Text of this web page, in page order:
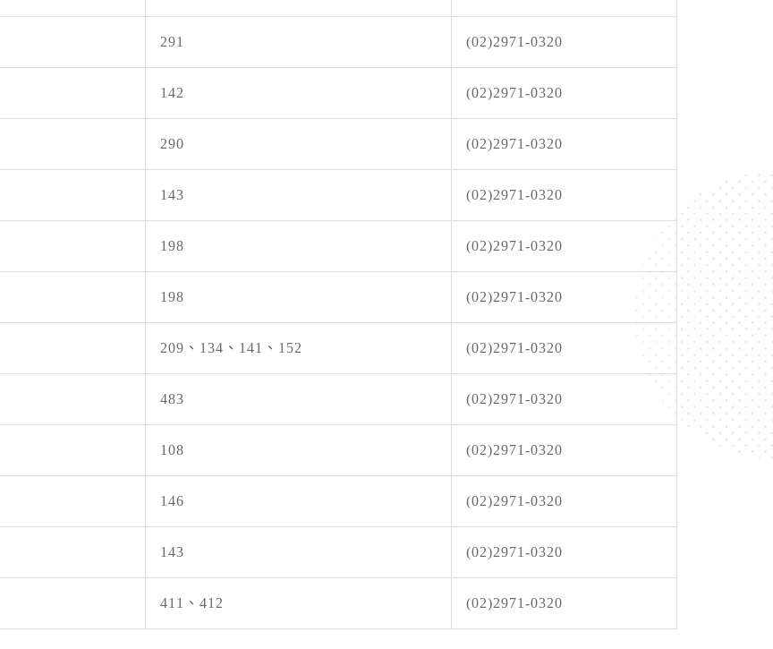
291 (02)2971-0320
142 (02)2971-0320
290 (02)2971-0320
143 (02)2971-0320
198 (02)2971-0320
198 (02)2971-0320
209、134、141、152 (02)2971-0320
483 (02)2971-0320
108 (02)2971-0320
146 (02)2971-0320
143 (02)2971-0320
411、412 (02)2971-0320